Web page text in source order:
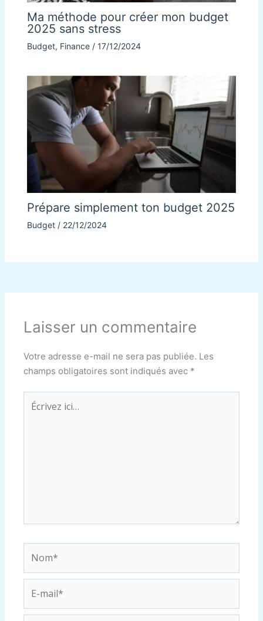
Ma méthode pour créer mon budget
2025 sans stress
Budget, Finance/ 17/12/2024
Prépare simplement ton budget 2025
Budget/ 22/12/2024
Laisser un commentaire
Votre adresse e-mail ne sera pas publiée. Les
champs obligatoires sont indiqués avec *
Écrivez
ici…
mail*